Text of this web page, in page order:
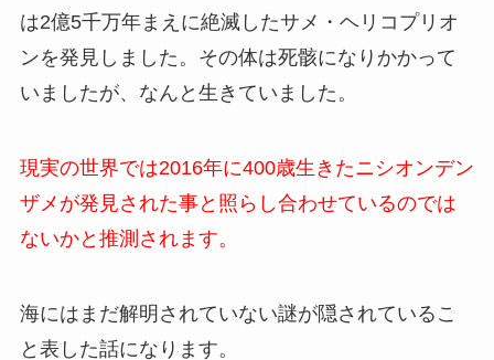
は2億5千万年まえに絶滅したサメ・ヘリコプリオ
ンを発見しました。その体は死骸になりかかって
いましたが、なんと生きていました。
現実の世界では2016年に400歳生きたニシオンデン
ザメが発見された事と照らし合わせているのでは
ないかと推測されます。
海にはまだ解明されていない謎が隠されているこ
と表した話になります。